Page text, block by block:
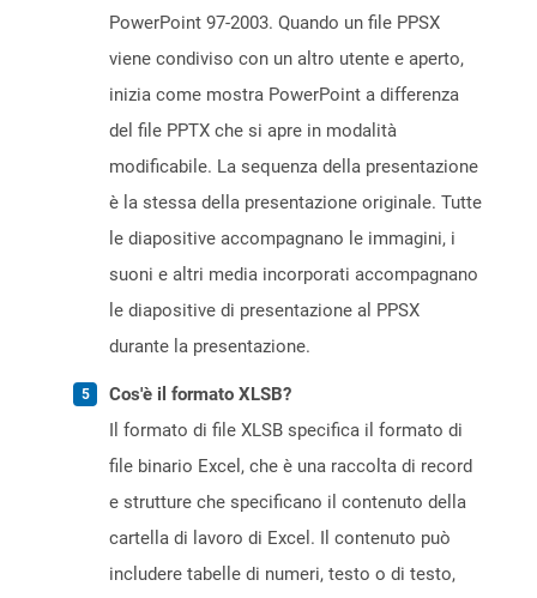
PowerPoint 97-2003. Quando un file PPSX
viene condiviso con un altro utente e aperto,
inizia come mostra PowerPoint a differenza
del file PPTX che si apre in modalità
modificabile. La sequenza della presentazione
è la stessa della presentazione originale. Tutte
le diapositive accompagnano le immagini, i
suoni e altri media incorporati accompagnano
le diapositive di presentazione al PPSX
durante la presentazione.
Cos'è il formato XLSB?
Il formato di file XLSB specifica il formato di
file binario Excel, che è una raccolta di record
e strutture che specificano il contenuto della
cartella di lavoro di Excel. Il contenuto può
includere tabelle di numeri, testo o di testo,